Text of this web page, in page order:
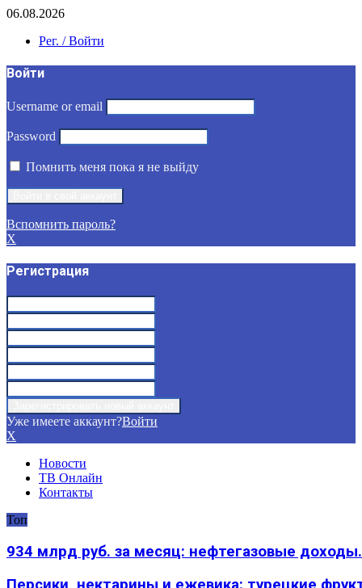
06.08.2026
Рег. / Войти
Войти
Username or email
Password
Помнить меня пока я не выйду
Вспомнить пароль?
X
Регистрация
Уже имеете аккаунт?Войти
X
Новости
ТВ Онлайн
Контакты
Топ
934 млрд руб. за месяц: нефтегазовые
Персики, нектарины и ежевика: турецкие